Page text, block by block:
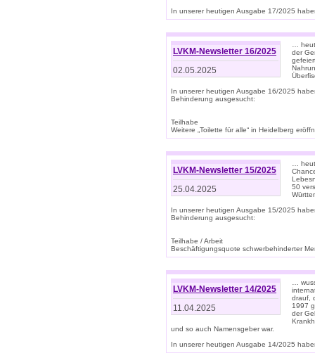
In unserer heutigen Ausgabe 17/2025
LVKM-Newsletter 16/2025
02.05.2025
…
der
In unserer heutigen Ausgabe 16/2025
Behinderung ausgesucht:
Teilhabe
Weitere „Toilette für alle“ in Heidelberg
LVKM-Newsletter 15/2025
25.04.2025
…
50
In unserer heutigen Ausgabe 15/2025
Behinderung ausgesucht:
Teilhabe / Arbeit
Beschäftigungsquote schwerbehinderter
LVKM-Newsletter 14/2025
11.04.2025
…
drauf,
1997
der
und so auch Namensgeber war.
In unserer heutigen Ausgabe 14/2025